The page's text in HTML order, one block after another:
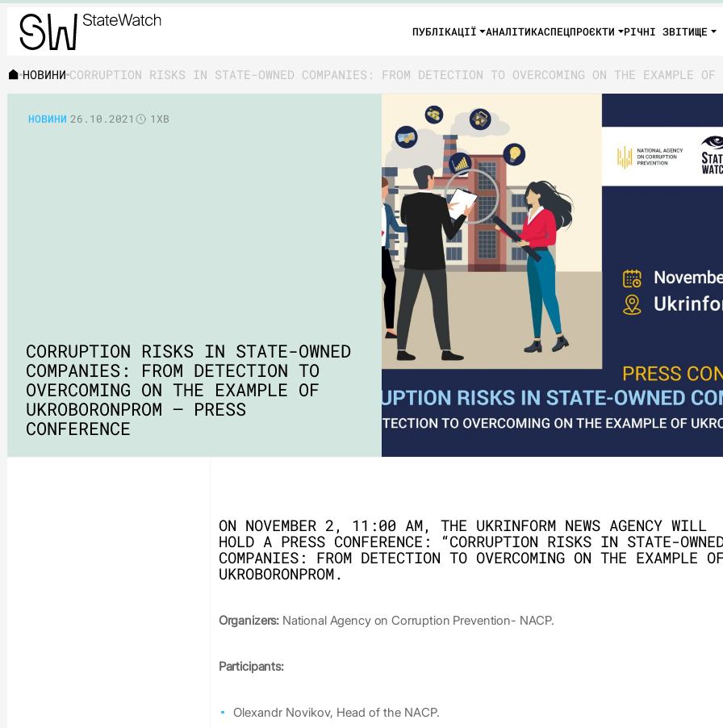
ПУБЛІКАЦІЇ АНАЛІТИКАСПЕЦПРОЄКТИ РІЧНІ ЗВІТИЩЕ
НОВИНИ CORRUPTION RISKS IN STATE-OWNED COMPANIES: FROM DETECTION TO OVERCOMING ON THE EXAMPLE OF
НОВИНИ 26.10.2021 1ХВ
CORRUPTION RISKS IN STATE-OWNED
COMPANIES: FROM DETECTION TO
OVERCOMING ON THE EXAMPLE OF
UKROBORONPROM – PRESS
CONFERENCE
ON NOVEMBER 2, 11:00 AM, THE UKRINFORM NEWS AGENCY WILL
HOLD A PRESS CONFERENCE: “CORRUPTION RISKS IN STATE-
COMPANIES: FROM DETECTION TO OVERCOMING ON THE EXAMPLE
UKROBORONPROM.
Organizers: National Agency on Corruption Prevention- NACP.
Participants:
Olexandr Novikov, Head of the NACP.